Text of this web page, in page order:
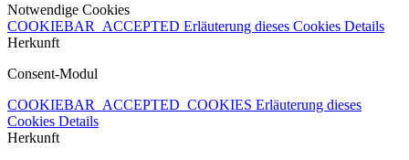
Notwendige Cookies
COOKIEBAR_ACCEPTED Erläuterung dieses Cookies Details
Herkunft
Consent-Modul
COOKIEBAR_ACCEPTED_COOKIES Erläuterung dieses
Cookies Details
Herkunft